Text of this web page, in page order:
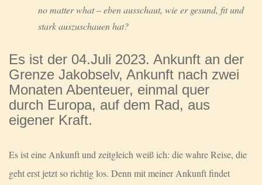
no matter what – eben ausschaut, wie er gesund, fit und
stark auszuschauen hat?
Es ist der 04.Juli 2023. Ankunft an der
Grenze Jakobselv, Ankunft nach zwei
Monaten Abenteuer, einmal quer
durch Europa, auf dem Rad, aus
eigener Kraft.
Es ist eine Ankunft und zeitgleich weiß ich: die wahre Reise, die
geht erst jetzt so richtig los. Denn mit meiner Ankunft findet